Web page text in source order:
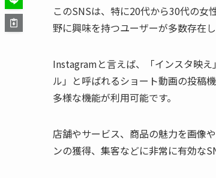
このSNSは、特に20代から30代の女
野に興味を持つユーザーが多数存在し
Instagramと言えば、「インスタ映
ル」と呼ばれるショート動画の投稿
多様な機能が利用可能です。
店舗やサービス、商品の魅力を画像
ンの獲得、集客などに非常に有効な